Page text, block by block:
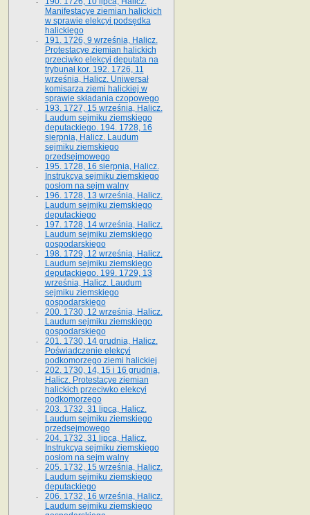
Manifestacye ziemian halickich
w sprawie elekcyi podsędka
halickiego
191. 1726, 9 września, Halicz.
Protestacye ziemian halickich
przeciwko elekcyi deputata na
trybunał kor. 192. 1726, 11
września, Halicz. Uniwersał
komisarza ziemi halickiej w
sprawie składania czopowego
193. 1727, 15 września, Halicz.
Laudum sejmiku ziemskiego
deputackiego. 194. 1728, 16
sierpnia, Halicz. Laudum
sejmiku ziemskiego
przedsejmowego
195. 1728, 16 sierpnia, Halicz.
Instrukcya sejmiku ziemskiego
posłom na sejm walny
196. 1728, 13 września, Halicz.
Laudum sejmiku ziemskiego
deputackiego
197. 1728, 14 września, Halicz.
Laudum sejmiku ziemskiego
gospodarskiego
198. 1729, 12 września, Halicz.
Laudum sejmiku ziemskiego
deputackiego. 199. 1729, 13
września, Halicz. Laudum
sejmiku ziemskiego
gospodarskiego
200. 1730, 12 września, Halicz.
Laudum sejmiku ziemskiego
gospodarskiego
201. 1730, 14 grudnia, Halicz.
Poświadczenie elekcyi
podkomorzego ziemi halickiej
202. 1730, 14, 15 i 16 grudnia,
Halicz. Protestacye ziemian
halickich przeciwko elekcyi
podkomorzego
203. 1732, 31 lipca, Halicz.
Laudum sejmiku ziemskiego
przedsejmowego
204. 1732, 31 lipca, Halicz.
Instrukcya sejmiku ziemskiego
posłom na sejm walny
205. 1732, 15 września, Halicz.
Laudum sejmiku ziemskiego
deputackiego
206. 1732, 16 września, Halicz.
Laudum sejmiku ziemskiego